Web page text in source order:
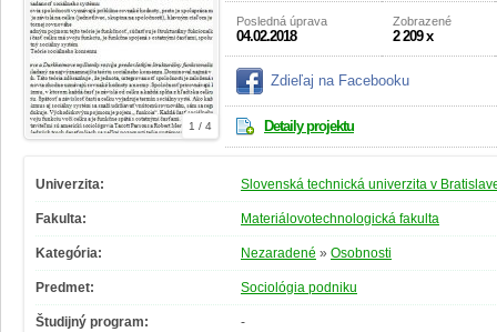
1 / 4
Posledná úprava
04.02.2018
Zobrazené
2 209 x
Zdieľaj na Facebooku
Detaily projektu
Univerzita: Slovenská technická univerzita v
Fakulta: Materiálovotechnologická fakulta
Kategória: Nezaradené » Osobnosti
Predmet: Sociológia podniku
Študijný program: -